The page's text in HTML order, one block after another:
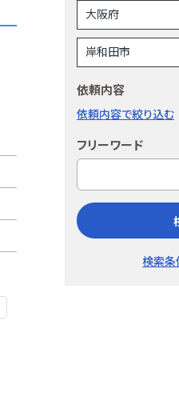
依頼内容
依頼内容で絞り込む
フリーワード
検索条